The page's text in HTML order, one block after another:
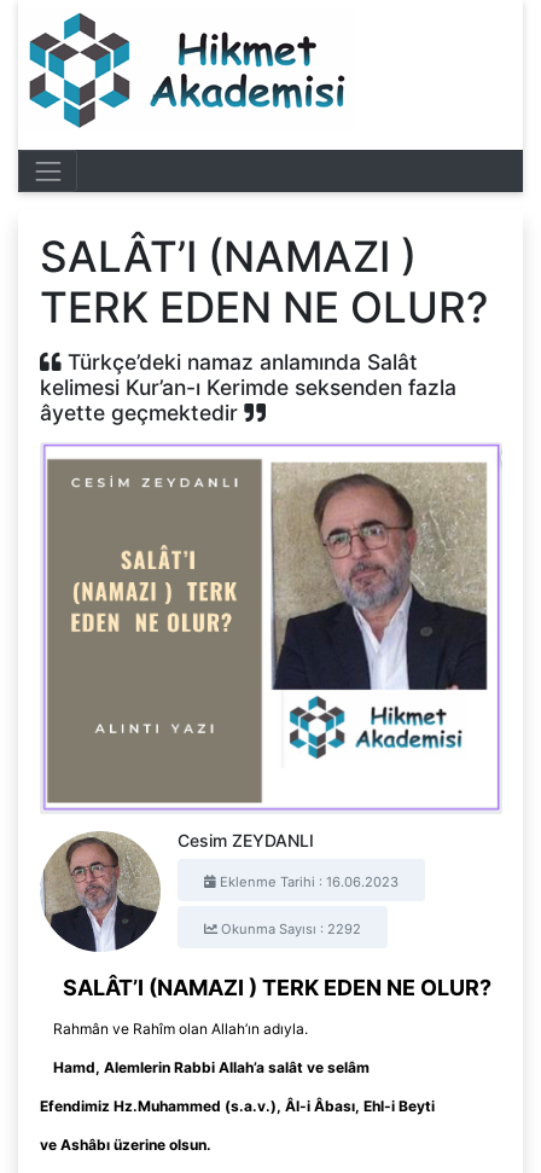
SALÂT’I (NAMAZI )
TERK EDEN NE OLUR?
Türkçe’deki namaz anlamında Salât
kelimesi Kur’an-ı Kerimde seksenden fazla
âyette geçmektedir
Cesim ZEYDANLI
Eklenme Tarihi : 16.06.2023
Okunma Sayısı : 2292
SALÂT’I (NAMAZI ) TERK EDEN NE OLUR?
Rahmân ve Rahîm olan Allah’ın adıyla.
Hamd, Alemlerin Rabbi Allah’a salât ve selâm
Efendimiz Hz.Muhammed (s.a.v.), Âl-i Âbası, Ehl-i Beyti
ve Ashâbıüzerine olsun.